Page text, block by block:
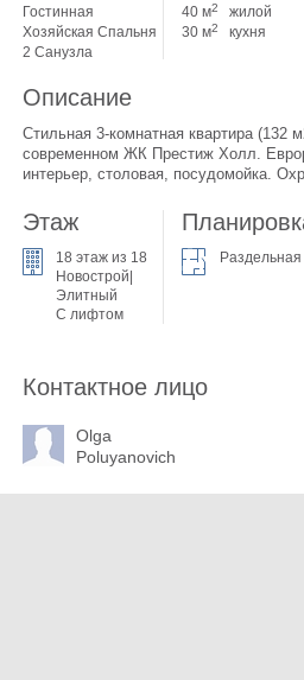
Гостинная
Хозяйская Спальня
2 Санузла
40 м2
жилой
30 м2 кухня
Описание
Стильная 3-комнатная квартира (132
современном ЖК Престиж Холл.
интерьер, столовая, посудомойка.
Этаж
18 этаж из 18
Новострой|
Элитный
С лифтом
Раздельная
Контактное лицо
Olga
Poluyanovich